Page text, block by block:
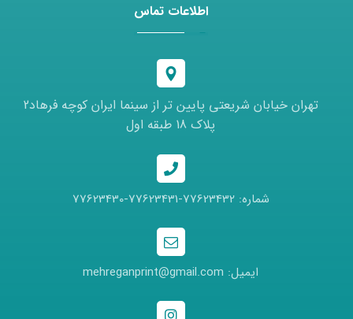
اطلاعات تماس
تهران خیابان شریعتی پایین تر از سینما ایران کوچه فرهاد2
پلاک 18 طبقه اول
شماره: 77623432-77623431-77623430
ایمیل: mehreganprint@gmail.com